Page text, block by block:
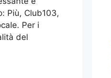
Più, Club103,
Per i
del